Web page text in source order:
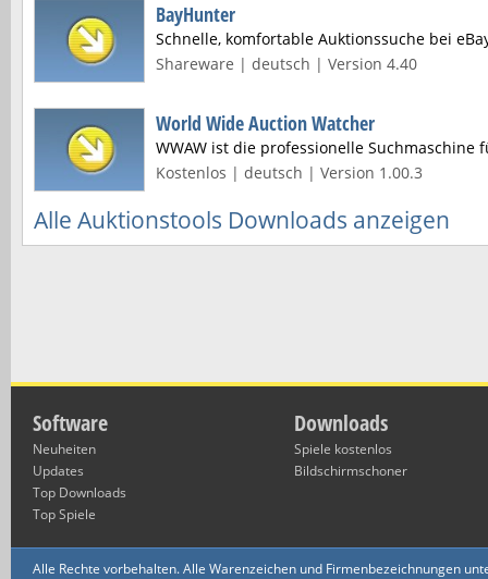
BayHunter
Schnelle, komfortable Auktionssuche bei
Shareware | deutsch | Version 4.40
World Wide Auction Watcher
WWAW ist die professionelle
Kostenlos | deutsch | Version 1.00.3
Alle Auktionstools Downloads anzeigen
Software
Neuheiten
Updates
Top Downloads
Top Spiele
Downloads
Spiele kostenlos
Bildschirmschoner
Alle Rechte vorbehalten. Alle Warenzeichen und Firmenbezeichnungen